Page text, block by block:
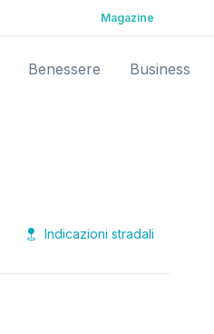
Magazine
Benessere Business
Indicazioni stradali